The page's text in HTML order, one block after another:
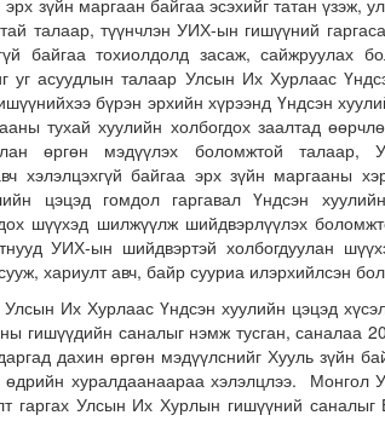
шинэ ДЦС-тай болно
зүйн маргаан байгаа эсэхийг татан үзэж,
талаар, түүнчлэн УИХ-ын гишүүний
байгаа тохиолдолд засаж, сайжруулах
асуудлын талаар Улсын Их Хурлаас
бүрэн эрхийн хүрээнд Үндсэн
тухай хуулийн холбогдох заалтад
өргөн мэдүүлэх боломжтой
хэлэлцэхгүй байгаа эрх зүйн маргааны
цэцэд гомдол гаргавал Үндсэн
шүүхэд шилжүүлж шийдвэрлүүлэх
УИХ-ын шийдвэртэй холбогдуулан
хариулт авч, байр сууриа илэрхийлсэн
Их Хурлаас Үндсэн хуулийн цэцэд
гишүүдийн саналыг нэмж тусган, саналаа
дахин өргөн мэдүүлснийг Хууль зүйн
хуралдаанаараа хэлэлцлээ. Монгол
гаргах Улсын Их Хурлын гишүүний